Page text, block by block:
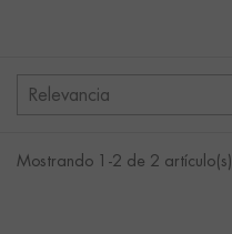
Relevancia
Mostrando 1-2 de 2 artículo(s)